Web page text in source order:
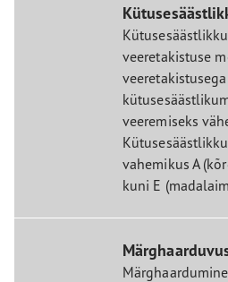
veeretakistuse
veeremiseks
vahemikus A
kuni E